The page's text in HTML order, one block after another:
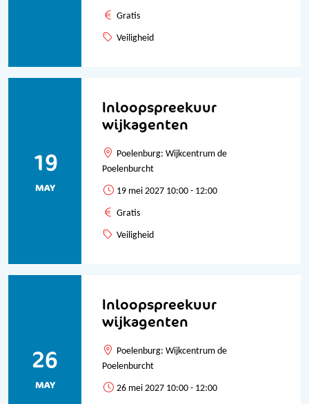
Gratis
Veiligheid
Inloopspreekuur
wijkagenten
19
MAY
Poelenburg: Wijkcentrum de
Poelenburcht
19 mei 2027 10:00 - 12:00
Gratis
Veiligheid
Inloopspreekuur
wijkagenten
26
MAY
Poelenburg: Wijkcentrum de
Poelenburcht
26 mei 2027 10:00 - 12:00